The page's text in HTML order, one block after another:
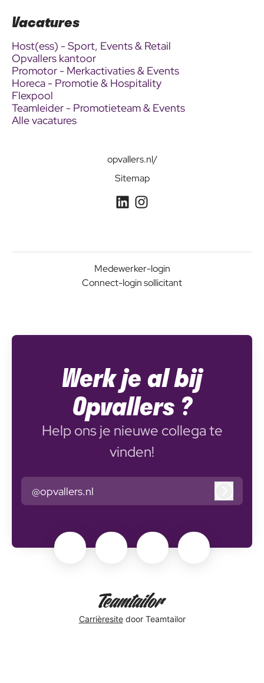
Vacatures
Host(ess) - Sport, Events & Retail
Opvallers kantoor
Promotor - Merkactivaties & Events
Horeca - Promotie & Hospitality
Flexpool
Teamleider - Promotieteam & Events
Alle vacatures
opvallers.nl/
Sitemap
Medewerker-login
Connect-login sollicitant
Werk je al bij
Opvallers ?
Help ons je nieuwe collega te
vinden!
@opvallers.nl
Carrièresitedoor Teamtailor